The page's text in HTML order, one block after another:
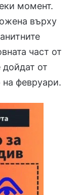
момент.
върху
част от
от
февруари.